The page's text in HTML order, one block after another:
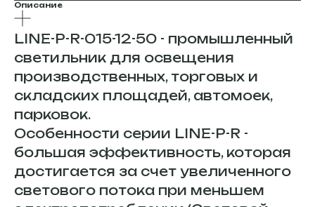
Описание
LINE-P-R-015-12-50 - промышленный
светильник для освещения
производственных, торговых и
складских площадей, автомоек,
парковок.
Особенности серии LINE-P-R -
большая эффективность, которая
достигается за счет увеличенного
светового потока при меньшем